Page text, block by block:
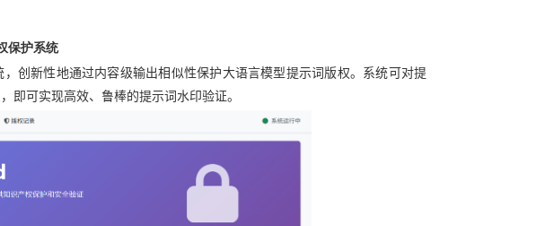
保护系统
，创新性地通过内容级输出相似性保护大语言模型提示词版权。系统可对提
即可实现高效、鲁棒的提示词水印验证。